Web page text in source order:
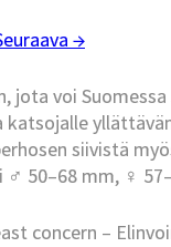
→
voi
siivistä
♂ 50–68 mm, ♀
concern –